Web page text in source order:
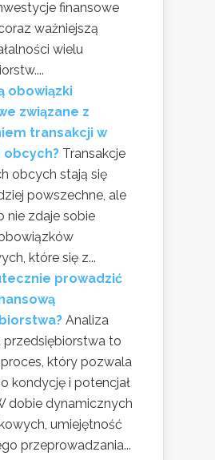
finansowe
ważniejszą
wielu
obowiązki
związane z
transakcji w
obcych? Transakcje
obcych stają się
powszechne, ale
nie zdaje sobie
które się z...
prowadzić
Analiza
przedsiębiorstwa to
który pozwala
kondycję i potencjał
dobie dynamicznych
umiejętność
przeprowadzania...